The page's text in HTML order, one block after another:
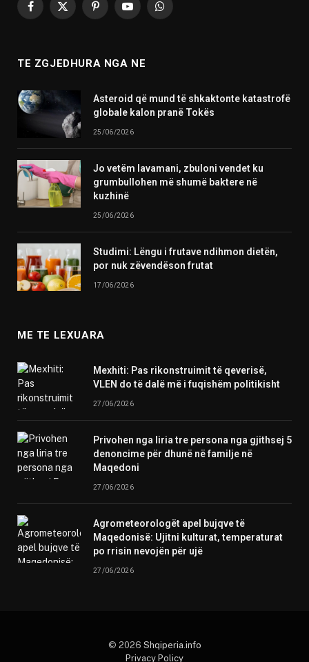
Facebook
X
PinterestYouTubeWhatsApp
TE ZGJEDHURA NGA NE
Asteroid që mund të shkaktonte katastrofë
globale kalon pranë Tokës
25/06/2026
Jo vetëm lavamani, zbuloni vendet ku
grumbullohen më shumë baktere në
kuzhinë
25/06/2026
Studimi: Lëngu i frutave ndihmon dietën,
por nuk zëvendëson frutat
17/06/2026
ME TE LEXUARA
Mexhiti: Pas rikonstruimit të qeverisë,
VLEN do të dalë më i fuqishëm politikisht
27/06/2026
Privohen nga liria tre persona nga gjithsej 5
denoncime për dhunë në familje në
Maqedoni
27/06/2026
Agrometeorologët apel bujqve të
Maqedonisë: Ujitni kulturat, temperaturat
po rrisin nevojën për ujë
27/06/2026
© 2026 Shqiperia.info
Privacy Policy